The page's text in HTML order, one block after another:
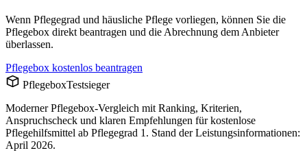
Wenn Pflegegrad und häusliche Pflege vorliegen, können Sie die
Pflegebox direkt beantragen und die Abrechnung dem Anbieter
überlassen.
Pflegebox kostenlos beantragen
PflegeboxTestsieger
Moderner Pflegebox-Vergleich mit Ranking, Kriterien,
Anspruchscheck und klaren Empfehlungen für kostenlose
Pflegehilfsmittel ab Pflegegrad 1. Stand der Leistungsinformationen:
April 2026.